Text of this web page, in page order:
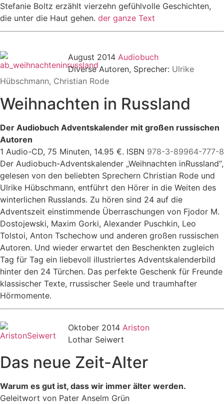
Stefanie Boltz erzählt vierzehn gefühlvolle Geschichten,
die unter die Haut gehen. der ganze Text
August 2014 Audiobuch
Diverse Autoren, Sprecher: Ulrike
Hübschmann, Christian Rode
Weihnachten in Russland
Der Audiobuch Adventskalender mit großen russischen
Autoren
1 Audio-CD, 75 Minuten, 14.95 €. ISBN 978-3-89964-777-8
Der Audiobuch-Adventskalender „Weihnachten inRussland“,
gelesen von den beliebten Sprechern Christian Rode und
Ulrike Hübschmann, entführt den Hörer in die Weiten des
winterlichen Russlands. Zu hören sind 24 auf die
Adventszeit einstimmende Überraschungen von Fjodor M.
Dostojewski, Maxim Gorki, Alexander Puschkin, Leo
Tolstoi, Anton Tschechow und anderen großen russischen
Autoren. Und wieder erwartet den Beschenkten zugleich
Tag für Tag ein liebevoll illustriertes Adventskalenderbild
hinter den 24 Türchen. Das perfekte Geschenk für Freunde
klassischer Texte, rrussischer Seele und traumhafter
Hörmomente.
Oktober 2014 Ariston
Lothar Seiwert
Das neue Zeit-Alter
Warum es gut ist, dass wir immer älter werden.
Geleitwort von Pater Anselm Grün